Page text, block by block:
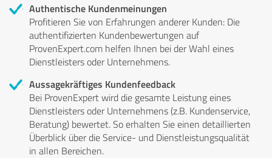
Authentische Kundenmeinungen
Profitieren Sie von Erfahrungen anderer Kunden: Die
authentifizierten Kundenbewertungen auf
ProvenExpert.com helfen Ihnen bei der Wahl eines
Dienstleisters oder Unternehmens.
Aussagekräftiges Kundenfeedback
Bei ProvenExpert wird die gesamte Leistung eines
Dienstleisters oder Unternehmens (z.B. Kundenservice,
Beratung) bewertet. So erhalten Sie einen detaillierten
Überblick über die Service- und Dienstleistungsqualität
in allen Bereichen.